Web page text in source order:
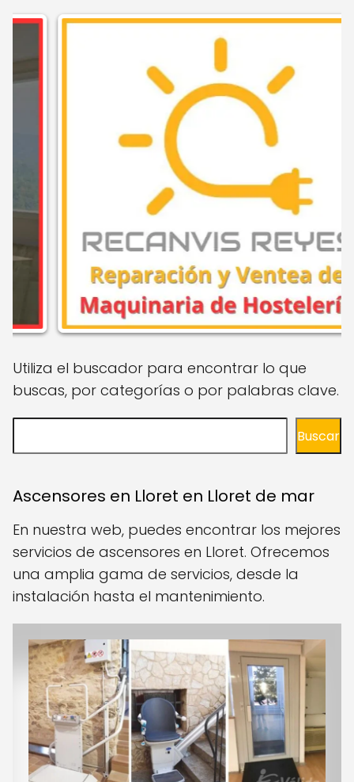
Utiliza el buscador para encontrar lo que
buscas, por categorías o por palabras clave.
Buscar
Ascensores en Lloret en Lloret de mar
En nuestra web, puedes encontrar los mejores
servicios de ascensores en Lloret. Ofrecemos
una amplia gama de servicios, desde la
instalación hasta el mantenimiento.